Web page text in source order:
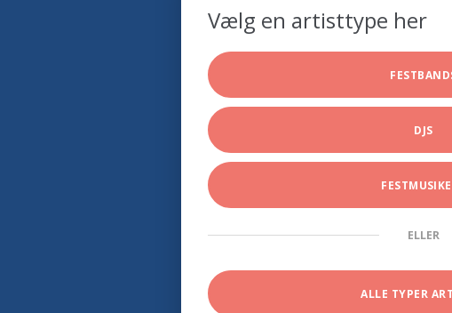
Vælg en artisttype her
DJS
ELLER
ALLE TYPER